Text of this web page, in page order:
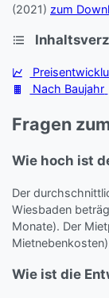
(2021) zum
Nach Baujahr
Fragen
Wie hoch ist
Der
Wiesbaden
Monate). Der
Wie ist die